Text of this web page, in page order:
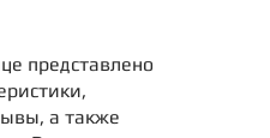
представлено
а также